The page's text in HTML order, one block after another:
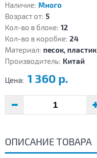
Наличие: Много
Возраст от: 5
Кол-во в блоке: 12
Кол-во в коробке: 24
Материал: песок, пластик
Производитель: Китай
Цена: 1 360 р.
ОПИСАНИЕ ТОВАРА